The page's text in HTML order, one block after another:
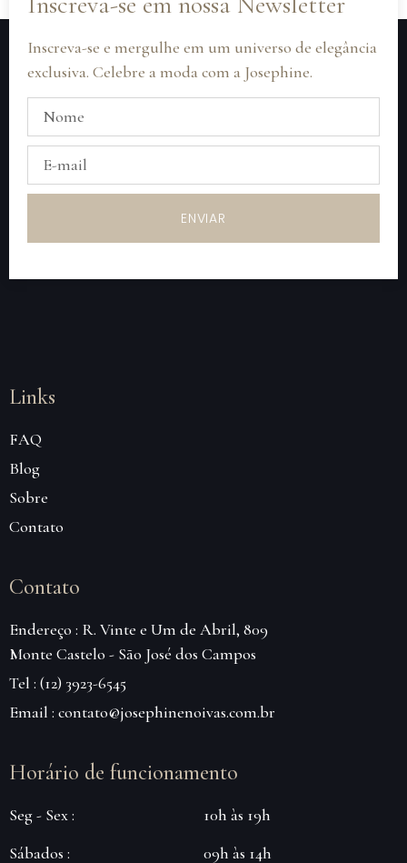
Inscreva-se e mergulhe em um universo de elegância
exclusiva. Celebre a moda com a Josephine.
ENVIAR
Links
FAQ
Blog
Sobre
Contato
Contato
Endereço : R. Vinte e Um de Abril, 809
Monte Castelo - São José dos Campos
Tel : (12) 3923-6545
Email : contato@josephinenoivas.com.br
Horário de funcionamento
Seg - Sex :
Sábados :
10h às 19h
09h às 14h